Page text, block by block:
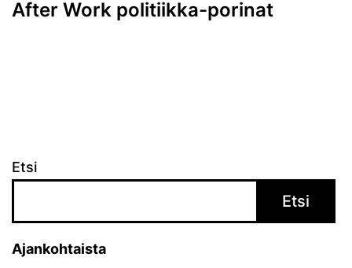
After Work politiikka-porinat
Etsi
Etsi
Ajankohtaista